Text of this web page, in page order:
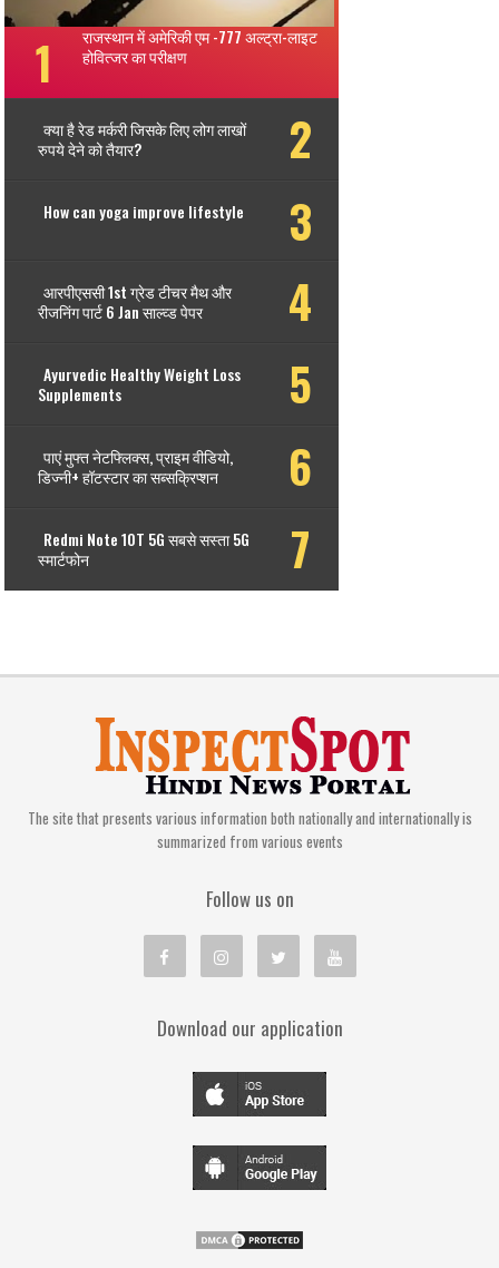
राजस्थान में अमेरिकी एम -777 अल्ट्रा-लाइट
होवित्जर का परीक्षण
क्या है रेड मर्करी जिसके लिए लोग लाखों
रुपये देने को तैयार?
How can yoga improve lifestyle
आरपीएससी 1st ग्रेड टीचर मैथ और
रीजनिंग पार्ट 6 Jan साल्व्ड पेपर
Ayurvedic Healthy Weight Loss
Supplements
पाएं मुफ्त नेटफ्लिक्स, प्राइम वीडियो,
डिज्नी+ हॉटस्टार का सब्सक्रिप्शन
Redmi Note 10T 5G सबसे सस्ता 5G
स्मार्टफोन
The site that presents various information both nationally and internationally is
summarized from various events
Follow us on
Download our application